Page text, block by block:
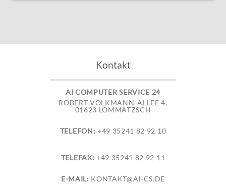
Kontakt
AI COMPUTER SERVICE 24
ROBERT-VOLKMANN-ALLEE 4,
01623 LOMMATZSCH
TELEFON: +49 35241 82 92 10
TELEFAX: +49 35241 82 92 11
E-MAIL: KONTAKT@AI-CS.DE